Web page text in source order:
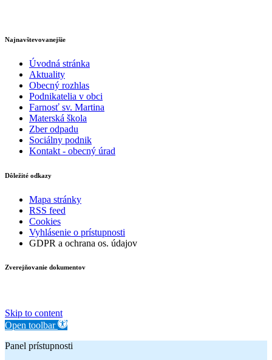
Najnavštevovanejšie
Úvodná stránka
Aktuality
Obecný rozhlas
Podnikatelia v obci
Farnosť sv. Martina
Materská škola
Zber odpadu
Sociálny podnik
Kontakt - obecný úrad
Dôležité odkazy
Mapa stránky
RSS feed
Cookies
Vyhlásenie o prístupnosti
GDPR a ochrana os. údajov
Zverejňovanie dokumentov
Skip to content
Open toolbar
Panel prístupnosti